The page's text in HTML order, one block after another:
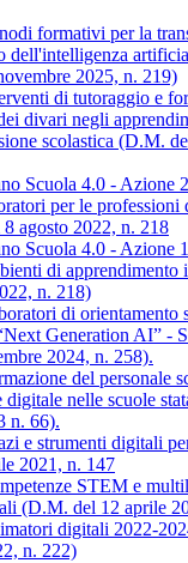
formativi per la
dell'intelligenza
2025, n. 219)
di tutoraggio e
divari negli
scolastica (D.M.
Scuola 4.0 - Azione
per le
agosto 2022, n. 218
Scuola 4.0 - Azione
di
n. 218)
di orientamento
Generation AI” -
2024, n. 258).
del personale
digitale nelle scuole
n. 66).
e strumenti digitali
2021, n. 147
STEM e
(D.M. del 12 aprile
digitali 2022-
n. 222)